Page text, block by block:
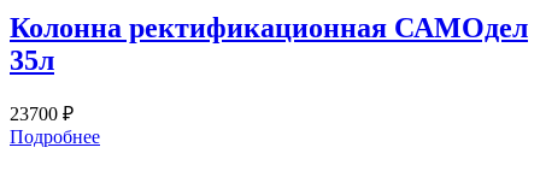
Колонна ректификационная САМОдел
35л
23700 ₽
Подробнее